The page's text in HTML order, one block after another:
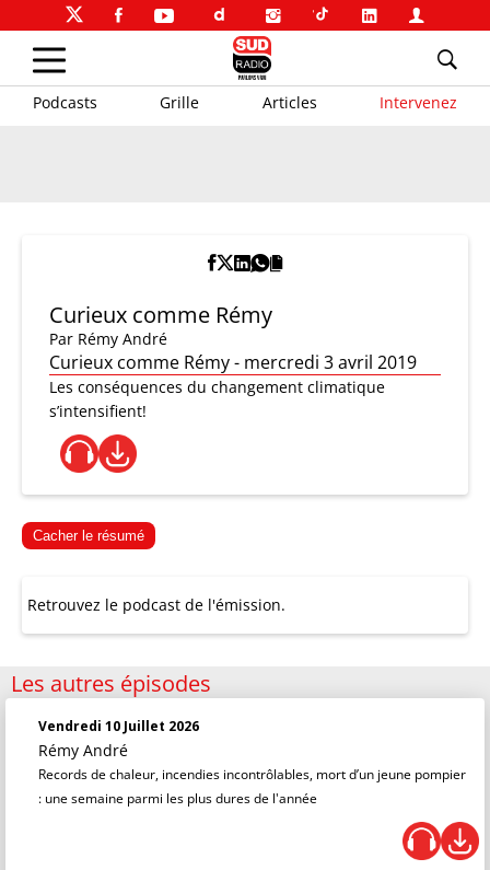
Podcasts Grille Articles Intervenez
Curieux comme Rémy
Par Rémy André
Curieux comme Rémy - mercredi 3 avril 2019
Les conséquences du changement climatique
s’intensifient!
Cacher le résumé
Retrouvez le podcast de l'émission.
Les autres épisodes
Vendredi 10 Juillet 2026
Rémy André
Records de chaleur, incendies incontrôlables, mort d’un jeune pompier
: une semaine parmi les plus dures de l'année